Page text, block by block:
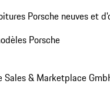
Porsche neuves et
Porsche
& Marketplace